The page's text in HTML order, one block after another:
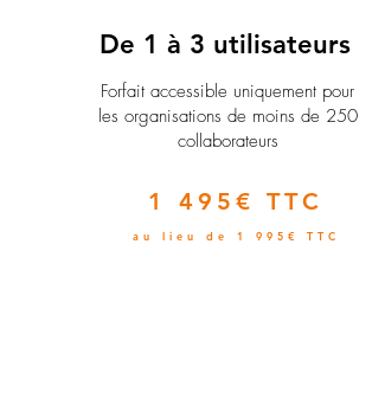
De 1 à 3 utilisateurs
Forfait accessible uniquement pour
les organisations de moins de 250
collaborateurs
1 495€ TTC
au lieu de 1 995€ TTC